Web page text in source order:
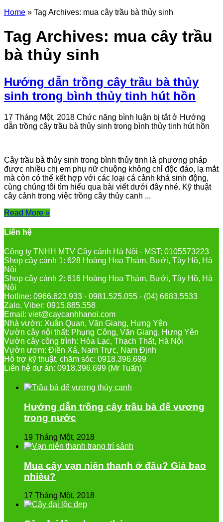
Home » Tag Archives: mua cây trầu bà thủy sinh
Tag Archives: mua cây trầu
bà thủy sinh
Hướng dẫn trồng cây trầu bà thủy
sinh trong bình thủy tinh hút hồn
17 Tháng Một, 2018 Chức năng bình luận bị tắtở Hướng
dẫn trồng cây trầu bà thủy sinh trong bình thủy tinh hút hồn
Cây trầu bà thủy sinh trong bình thủy tinh là phương pháp
được nhiều chị em phụ nữ chuộng không chỉ độc đáo, lạ mắt
mà còn có thể kết hợp với các loại cá cảnh khá sinh động,
cùng chúng tôi tìm hiểu qua bài viết dưới đây nhé. Kỹ thuật
cây cảnh trong việc trồng cây thủy canh ...
Read More »
Liên hệ
Công ty TNHH MTV Cây cảnh Hà Nội - MST: 0105573223
Shop cây cảnh 1: 628 Hoàng Hoa Thám, Bưởi, Tây Hồ, Hà
Nội
Shop cây cảnh 2: 616 Hoàng Hoa Thám, Bưởi, Tây Hồ, Hà
Nội
Hotline: 0966.623.933 - 0981.525.055 - (04) 6683.5533
Zalo, Viber: 0915.885.558
Email: viet@caycanhhanoi.com
Nhà vườn: Xuân Quan, Văn Giang, Hưng Yên
Vườn cây nội thất: Phụng Công, Văn Giang, Hưng Yên
Vườn cây công trình: Hòa Lạc, Thạch Thất, Hà Nội
Vườn ươm: Điền Xá, Nam Trực, Nam Định
Hỗ trợ kỹ thuật, chăm sóc: 0918.396.699
Liên hệ dự án: 0918.396.699 (Mr Tuấn)
Hướng dẫn trồng cây trầu bà đế vương
trong nước
19 Tháng Một, 2018
Mua cây vạn niên thanh ở đâu? Giá bao
nhiêu?
17 Tháng Một, 2018